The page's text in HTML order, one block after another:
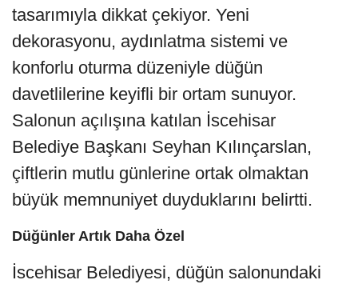
tasarımıyla dikkat çekiyor. Yeni
dekorasyonu, aydınlatma sistemi ve
konforlu oturma düzeniyle düğün
davetlilerine keyifli bir ortam sunuyor.
Salonun açılışına katılan İscehisar
Belediye Başkanı Seyhan Kılınçarslan,
çiftlerin mutlu günlerine ortak olmaktan
büyük memnuniyet duyduklarını belirtti.
Düğünler Artık Daha Özel
İscehisar Belediyesi, düğün salonundaki